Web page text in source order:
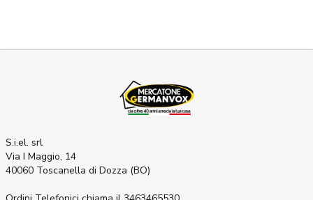
S.i.el. srl
Via I Maggio, 14
40060 Toscanella di Dozza (BO)